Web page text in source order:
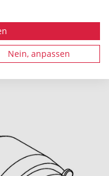
Nein, anpassen